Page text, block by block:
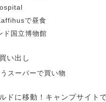
で昼食
ド国立博物館
い出し
スーパーで買い物
ドに移動！キャンプサイト